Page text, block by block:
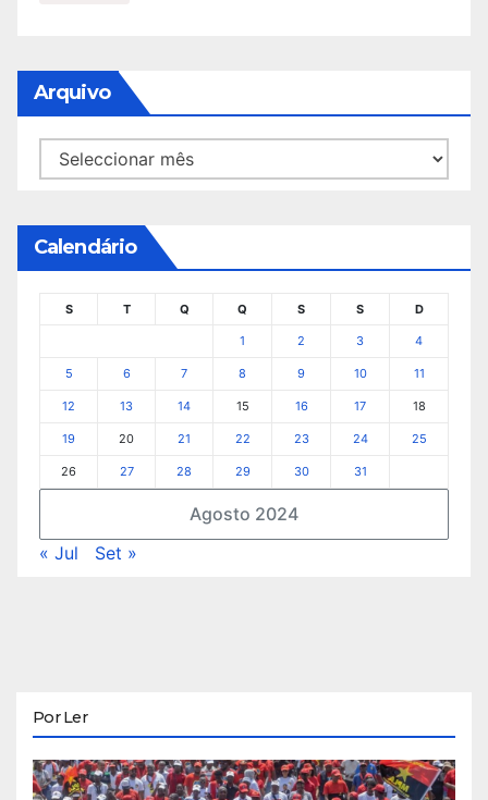
Arquivo
Arquivo
Calendário
Agosto 2024
S T Q Q S S D
1 2 3 4
5 6 7 8 9 10 11
12 13 14 15 16 17 18
19 20 21 22 23 24 25
26 27 28 29 30 31
« Jul Set »
Por Ler